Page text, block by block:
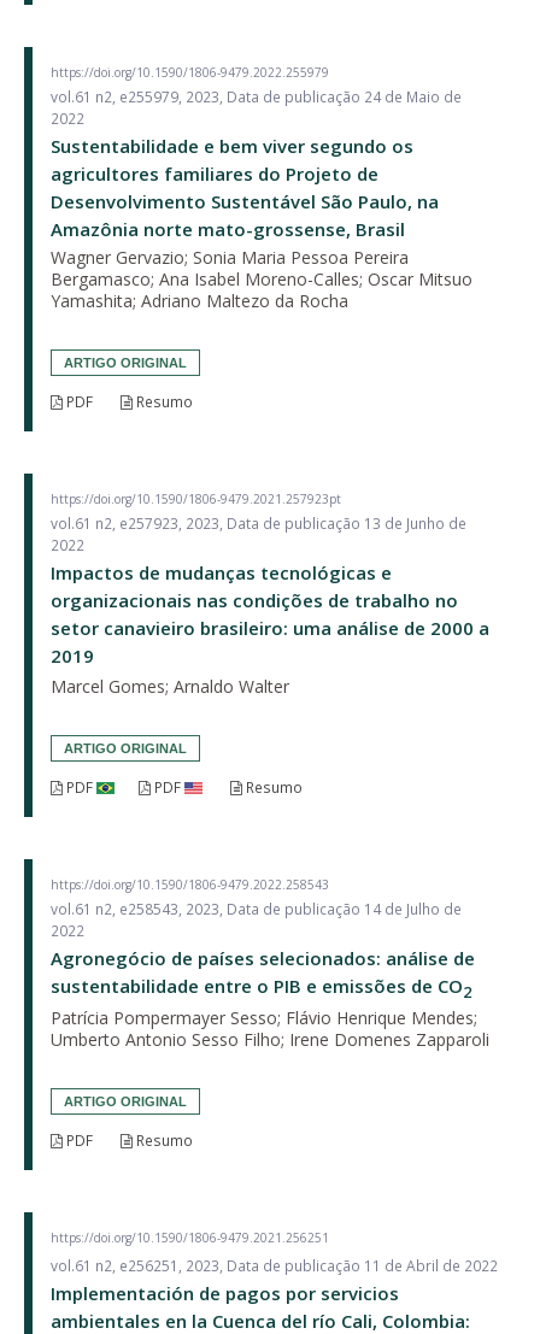
https://doi.org/10.1590/1806-9479.2022.255979
vol.61 n2, e255979, 2023, Data de publicação 24 de Maio de
2022
Sustentabilidade e bem viver segundo os
agricultores familiares do Projeto de
Desenvolvimento Sustentável São Paulo, na
Amazônia norte mato-grossense, Brasil
Wagner Gervazio; Sonia Maria Pessoa Pereira
Bergamasco; Ana Isabel Moreno-Calles; Oscar Mitsuo
Yamashita; Adriano Maltezo da Rocha
ARTIGO ORIGINAL
PDF Resumo
https://doi.org/10.1590/1806-9479.2021.257923pt
vol.61 n2, e257923, 2023, Data de publicação 13 de Junho de
2022
Impactos de mudanças tecnológicas e
organizacionais nas condições de trabalho no
setor canavieiro brasileiro: uma análise de 2000 a
2019
Marcel Gomes; Arnaldo Walter
ARTIGO ORIGINAL
PDF PDF Resumo
https://doi.org/10.1590/1806-9479.2022.258543
vol.61 n2, e258543, 2023, Data de publicação 14 de Julho de
2022
Agronegócio de países selecionados: análise de
sustentabilidade entre o PIB e emissões de CO2
Patrícia Pompermayer Sesso; Flávio Henrique Mendes;
Umberto Antonio Sesso Filho; Irene Domenes Zapparoli
ARTIGO ORIGINAL
PDF Resumo
https://doi.org/10.1590/1806-9479.2021.256251
vol.61 n2, e256251, 2023, Data de publicação 11 de Abril de 2022
Implementación de pagos por servicios
ambientales en la Cuenca del río Cali, Colombia: